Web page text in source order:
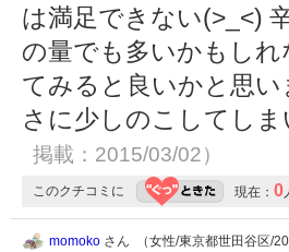
は満足できない(>_<)
の量でも多いかもし
てみると良いかと思
さに少しのこしてし
掲載：2015/03/02）
このクチコミに 現在： 0
momoko さん （女性/東京都世田谷区/20